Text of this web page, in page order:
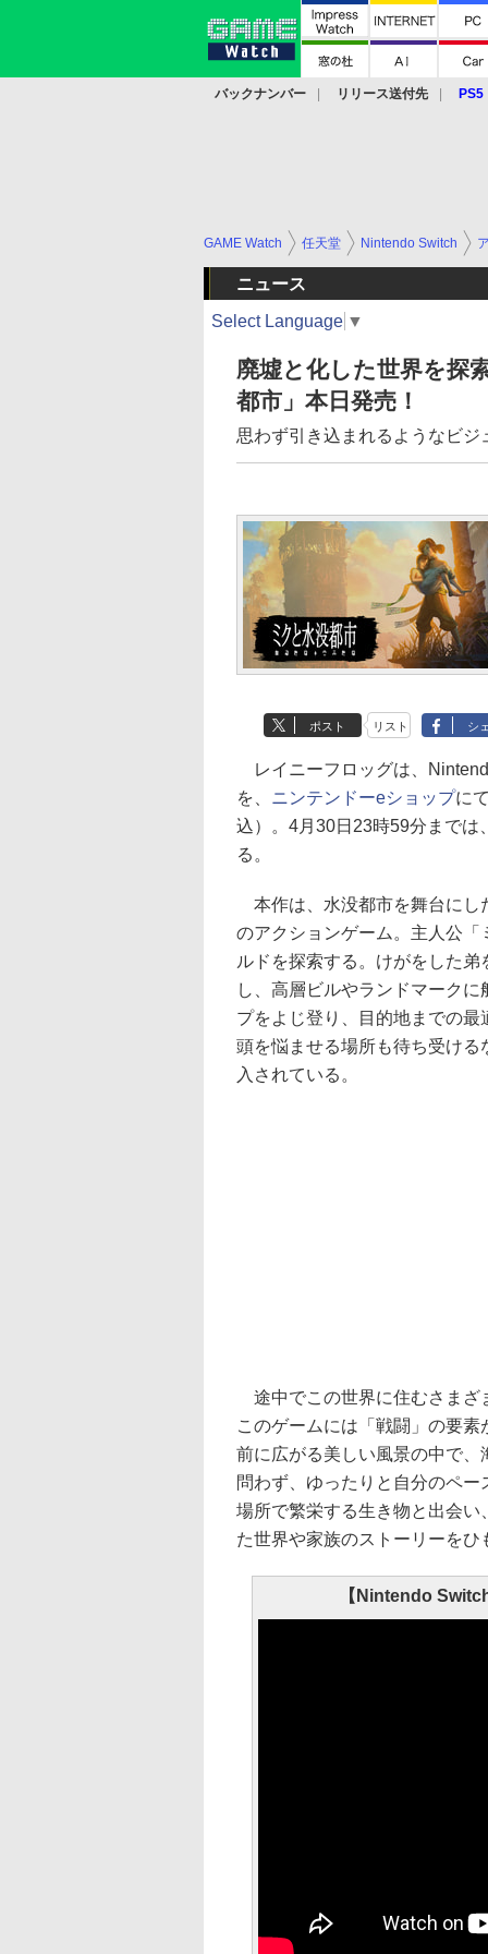
バックナンバー リリース送付先
PS5
GAME Watch 任天堂 Nintendo Switch
ニュース
Select Language ▼
廃墟と化した世界を探
都市」本日発売！
思わず引き込まれるようなビ
ポスト リスト シ
レイニーフロッグは、
を、 ニンテンドーeショップに
込）。4月30日23時59分までは
る。
本作は、水没都市を舞台にし
のアクションゲーム。主人公
ルドを探索する。けがをした
し、高層ビルやランドマーク
プをよじ登り、目的地までの
頭を悩ませる場所も待ち受け
入されている。
途中でこの世界に住むさまざ
このゲームには「戦闘」の要
前に広がる美しい風景の中で
問わず、ゆったりと自分のペ
場所で繁栄する生き物と出会
た世界や家族のストーリーをひ
【Nintendo